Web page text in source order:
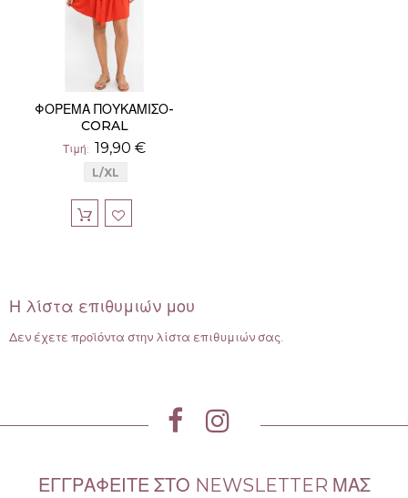
ΦΟΡΕΜΑ ΠΟΥΚΑΜΙΣΟ-
CORAL
Τιμή 19,90 €
L/XL
Η λίστα επιθυμιών μου
Δεν έχετε προϊόντα στην λίστα επιθυμιών σας.
ΕΓΓΡΑΦΕΊΤΕ ΣΤΟ NEWSLETTER ΜΑΣ